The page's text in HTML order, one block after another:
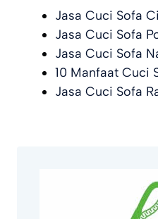
Jasa Cuci Sofa
Jasa Cuci Sofa
Jasa Cuci Sofa
10 Manfaat Cuci
Jasa Cuci Sofa